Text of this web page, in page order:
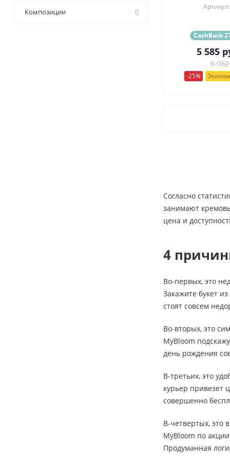
CashBack
5 585
6
-25%
Согласно
занимают
цена и
4
Во-первых, это
Закажите букет
стоят совсем
Во-вторых, это
MyBloom
день рождения
В-третьих, это
курьер привезет
совершенно
В-четвертых, это
MyBloom по
Продуманная
9 (0)
Композиции